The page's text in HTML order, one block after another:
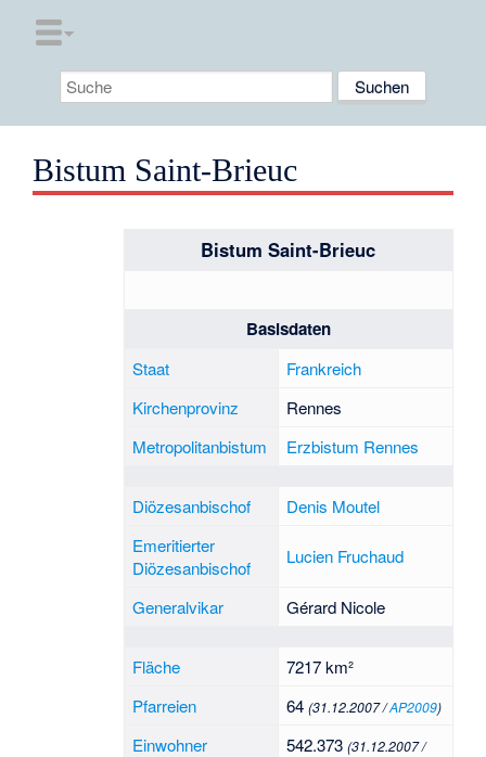
Bistum Saint-Brieuc
Bistum Saint-Brieuc
Basisdaten
Staat
Frankreich
Kirchenprovinz
Rennes
Metropolitanbistum
Erzbistum Rennes
Diözesanbischof
Denis Moutel
Emeritierter
Diözesanbischof
Lucien Fruchaud
Generalvikar Gérard Nicole
Fläche
7217 km²
Pfarreien
64(31.12.2007 /AP2009)
Einwohner 542.373(31.12.2007 /